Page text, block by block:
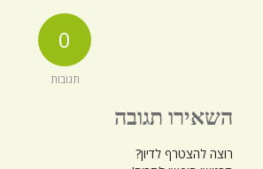
0
תגובות
השאירו תגובה
רוצה להצטרף לדיון?